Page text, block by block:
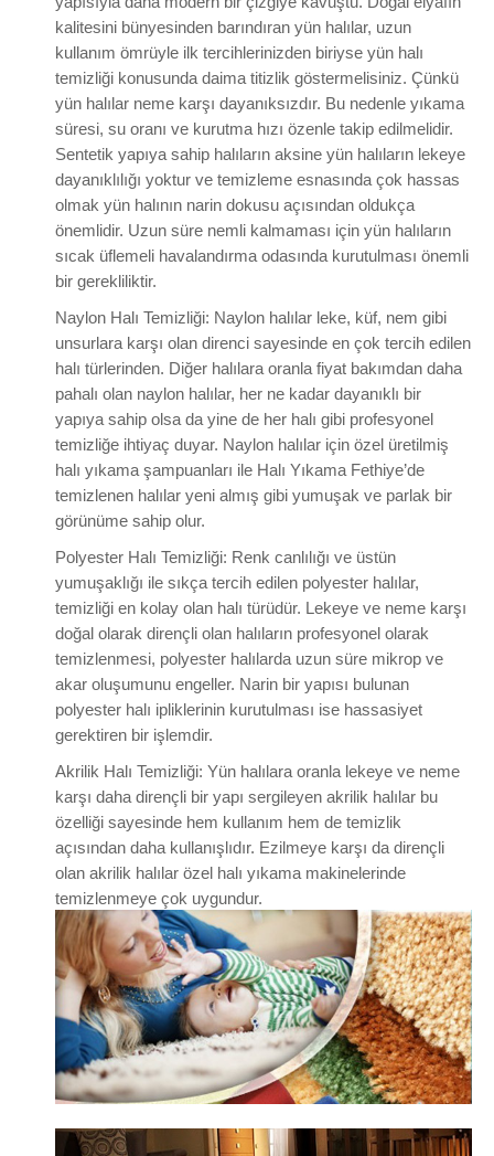
kalitesini bünyesinden barındıran yün halılar, uzun
kullanım ömrüyle ilk tercihlerinizden biriyse yün halı
temizliği konusunda daima titizlik göstermelisiniz. Çünkü
yün halılar neme karşı dayanıksızdır. Bu nedenle yıkama
süresi, su oranı ve kurutma hızı özenle takip edilmelidir.
Sentetik yapıya sahip halıların aksine yün halıların lekeye
dayanıklılığı yoktur ve temizleme esnasında çok hassas
olmak yün halının narin dokusu açısından oldukça
önemlidir. Uzun süre nemli kalmaması için yün halıların
sıcak üflemeli havalandırma odasında kurutulması önemli
bir gerekliliktir.
Naylon Halı Temizliği: Naylon halılar leke, küf, nem gibi
unsurlara karşı olan direnci sayesinde en çok tercih edilen
halı türlerinden. Diğer halılara oranla fiyat bakımdan daha
pahalı olan naylon halılar, her ne kadar dayanıklı bir
yapıya sahip olsa da yine de her halı gibi profesyonel
temizliğe ihtiyaç duyar. Naylon halılar için özel üretilmiş
halı yıkama şampuanları ile Halı Yıkama Fethiye’de
temizlenen halılar yeni almış gibi yumuşak ve parlak bir
görünüme sahip olur.
Polyester Halı Temizliği: Renk canlılığı ve üstün
yumuşaklığı ile sıkça tercih edilen polyester halılar,
temizliği en kolay olan halı türüdür. Lekeye ve neme karşı
doğal olarak dirençli olan halıların profesyonel olarak
temizlenmesi, polyester halılarda uzun süre mikrop ve
akar oluşumunu engeller. Narin bir yapısı bulunan
polyester halı ipliklerinin kurutulması ise hassasiyet
gerektiren bir işlemdir.
Akrilik Halı Temizliği: Yün halılara oranla lekeye ve neme
karşı daha dirençli bir yapı sergileyen akrilik halılar bu
özelliği sayesinde hem kullanım hem de temizlik
açısından daha kullanışlıdır. Ezilmeye karşı da dirençli
olan akrilik halılar özel halı yıkama makinelerinde
temizlenmeye çok uygundur.